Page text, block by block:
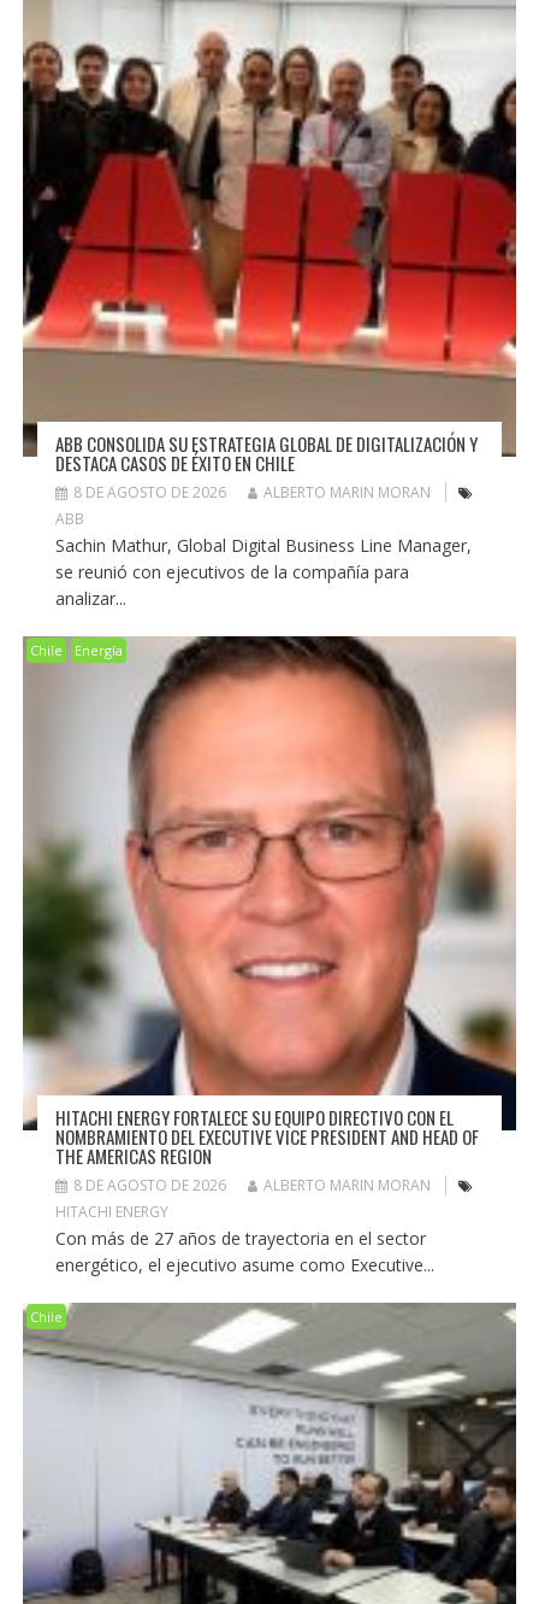
ABB CONSOLIDA SU ESTRATEGIA GLOBAL DE DIGITALIZACIÓN Y
DESTACA CASOS DE ÉXITO EN CHILE
8 DE AGOSTO DE 2026
ALBERTO MARIN MORAN
ABB
Sachin Mathur, Global Digital Business Line Manager,
se reunió con ejecutivos de la compañía para
analizar...
Chile Energía
HITACHI ENERGY FORTALECE SU EQUIPO DIRECTIVO CON EL
NOMBRAMIENTO DEL EXECUTIVE VICE PRESIDENT AND HEAD OF
THE AMERICAS REGION
8 DE AGOSTO DE 2026
ALBERTO MARIN MORAN
HITACHI ENERGY
Con más de 27 años de trayectoria en el sector
energético, el ejecutivo asume como Executive...
Chile